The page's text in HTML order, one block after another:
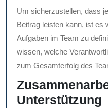
Um sicherzustellen, dass
Beitrag leisten kann, ist es
Aufgaben im Team zu
wissen, welche
zum Gesamterfolg des
Unterstützung